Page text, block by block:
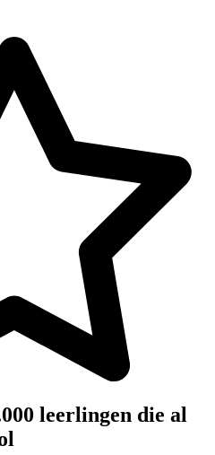
leerlingen die al